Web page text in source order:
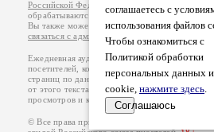
соглашаетесь с
использования файлов
Чтобы ознакомиться с
Политикой обработки
персональных данных
cookie, нажмите здесь.
Соглашаюсь
Российской Федерации
обрабатываются на основанииПолитики
Вы также можете посмотреть более
связаться с администрацией
Ежедневная аудитория портала Проза.ру –
посетителей, которые в общей сумме
страниц по данным счетчика посещаемости,
от этого текста. В каждой графе указано по
просмотров и количество посетителей.
© Все права принадлежат авторам, 2000-